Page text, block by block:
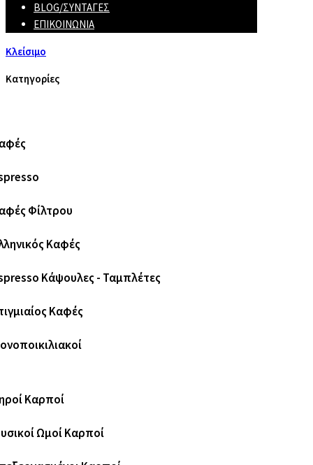
BLOG/ΣΥΝΤΑΓΈΣ
ΕΠΙΚΟΙΝΩΝΊΑ
Κλείσιμο
Κατηγορίες
Φίλτρου
Καφές
Κάψουλες - Ταμπλέτες
Καφές
Καρποί
Ωμοί Καρποί